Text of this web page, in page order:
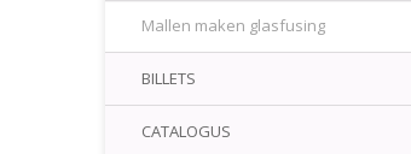
Mallen maken glasfusing
BILLETS
CATALOGUS